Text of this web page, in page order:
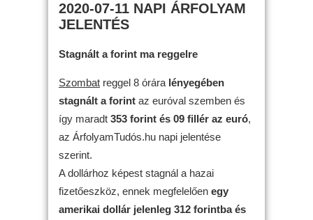
2020-07-11 NAPI ÁRFOLYAM
JELENTÉS
Stagnált a forint ma reggelre
Szombat reggel 8 órára lényegében
stagnált a forint az euróval szemben és
így maradt 353 forint és 09 fillér az euró,
az ÁrfolyamTudós.hu napi jelentése
szerint.
A dollárhoz képest stagnál a hazai
fizetőeszköz, ennek megfelelően egy
amerikai dollár jelenleg 312 forintba és